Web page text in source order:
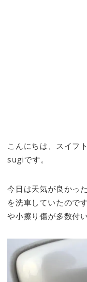
こんにちは、スイフ
sugiです。
今日は天気が良かっ
を洗車していたので
や小擦り傷が多数付